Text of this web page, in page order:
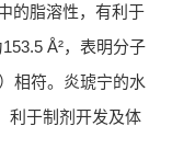
的脂溶性，有利于
Å²，表明分子
相符。炎琥宁的水
利于制剂开发及体